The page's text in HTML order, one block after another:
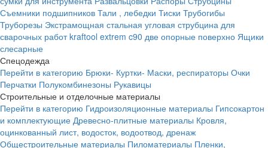
Съемники подшипников Тали , лебедки Тиски Трубогибы
Труборезы Экстрамощная стальная угловая струбцина для
сварочных работ kraftool extrem c90 две опорные поверхно Ящики
слесарные
Спецодежда
Перейти в категорию Брюки- Куртки- Маски, респираторы Очки
Перчатки Полукомбинезоны Рукавицы
Строительные и отделочные материалы
Перейти в категорию Гидроизоляционные материалы Гипсокартон
и комплектующие Древесно-плитные материалы Кровля,
оцинкованный лист, водосток, водоотвод, дренаж
Общестроительные материалы Пиломатериалы Пленки,